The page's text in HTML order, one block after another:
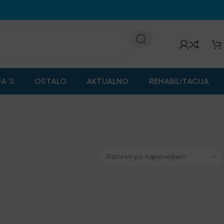
% OSTALO AKTUALNO REHABILITACIJA